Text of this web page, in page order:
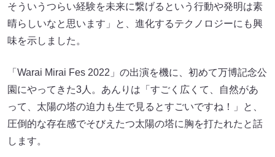
そういうつらい経験を未来に繋げるという行動や発明は素
晴らしいなと思います」と、進化するテクノロジーにも興
味を示しました。
「Warai Mirai Fes 2022」の出演を機に、初めて万博記念公
園にやってきた3人。あんりは「すごく広くて、自然があ
って、太陽の塔の迫力も生で見るとすごいですね！」と、
圧倒的な存在感でそびえたつ太陽の塔に胸を打たれたと話
します。